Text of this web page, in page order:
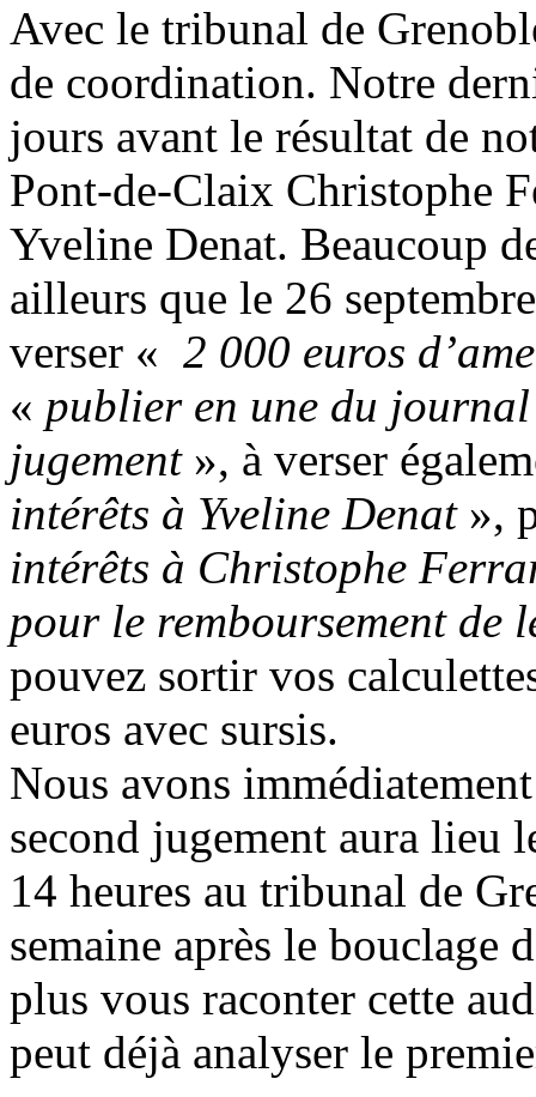
Avec le tribunal de
de coordination. Notre
jours avant le résultat de
Pont-de-Claix Christophe
Yveline Denat. Beaucoup
ailleurs que le 26
verser « 2 000 euros
« publier en une du
jugement», à verser
intérêts à Yveline Denat»,
intérêts à Christophe
pour le remboursement de
pouvez sortir vos
euros avec sursis.
Nous avons
second jugement aura lieu
14 heures au tribunal de
semaine après le bouclage
plus vous raconter cette
peut déjà analyser le